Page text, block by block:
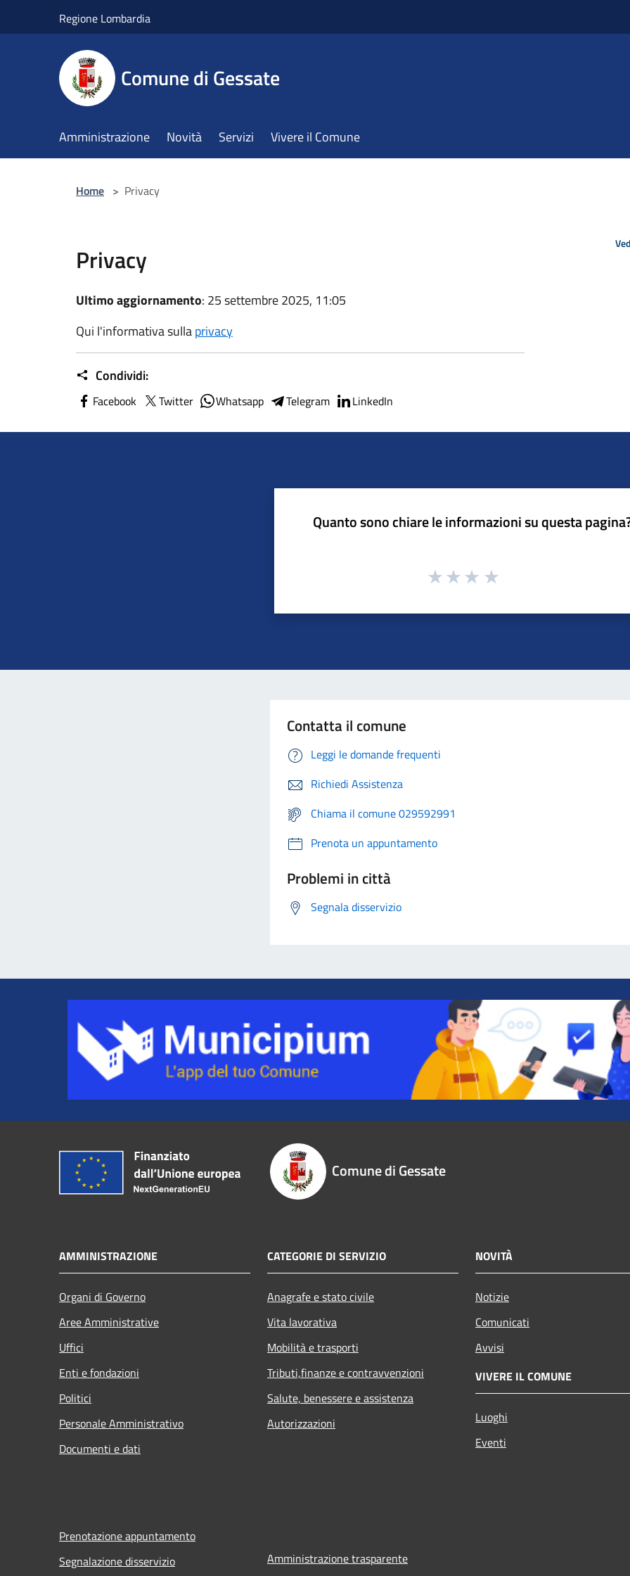
Regione Lombardia
Comune di Gessate
Amministrazione Novità Servizi Vivere il Comune
Home > Privacy
Privacy
Ultimo aggiornamento: 25 settembre 2025, 11:05
Qui l'informativa sullaprivacy
Condividi:
Facebook Twitter Whatsapp Telegram LinkedIn
Quanto sono chiare le informazioni su questa
Contatta il comune
Leggi le domande frequenti
Richiedi Assistenza
Chiama il comune 029592991
Prenota un appuntamento
Problemi in città
Segnala disservizio
Comune di Gessate
AMMINISTRAZIONE
Organi di Governo
Aree Amministrative
Uffici
Enti e fondazioni
Politici
Personale Amministrativo
Documenti e dati
CATEGORIE DI SERVIZIO
Anagrafe e stato civile
Vita lavorativa
Mobilità e trasporti
Tributi,finanze e contravvenzioni
Salute, benessere e assistenza
Autorizzazioni
NOVITÀ
Notizie
Comunicati
Avvisi
VIVERE IL COMUNE
Luoghi
Eventi
Prenotazione appuntamento
Segnalazione disservizio
Amministrazione trasparente